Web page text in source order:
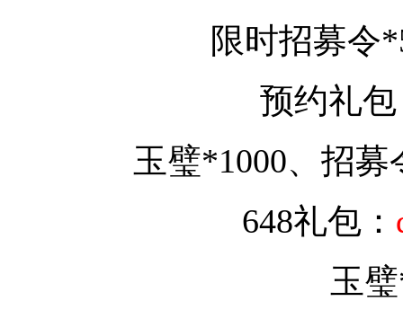
限时招募令
预约礼
玉璧*1000、招
648礼包：
玉